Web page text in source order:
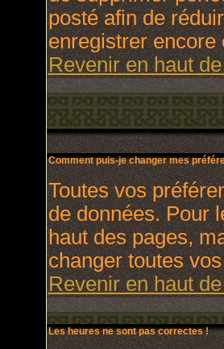
posté afin de
enregistrer encore
Revenir en haut
Comment puis-je changer mes
Toutes vos
de données. Pour
haut des pages,
changer toutes
Revenir en haut
Les heures ne sont pas correctes !